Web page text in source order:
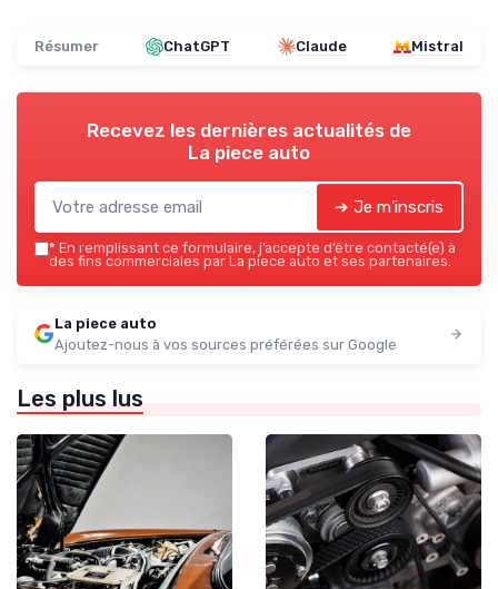
Résumer ChatGPT Claude Mistral
Recevez les dernières actualités de
La piece auto
➔ Je m'inscris
* En remplissant ce formulaire, j’accepte d’être contacté(e) à
des fins commerciales par La piece auto et ses partenaires.
La piece auto
Ajoutez-nous à vos sources préférées sur Google
Les plus lus